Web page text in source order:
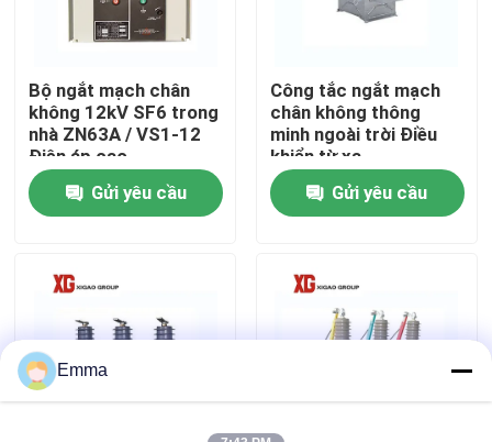
Tham quan nhà máy
Kiểm soát chất lượng
Liên hệ chúng tôi
Yêu cầu báo giá
công tắc ngắt không khí
Công tắc ngắt tải SF6
Thiết bị đóng cắt phân phối điện
Bộ ngắt mạch chân
không 12kV SF6 trong
nhà ZN63A / VS1-12
Điện áp cao
Gửi yêu cầu
Công tắc ngắt mạch
chân không thông
minh ngoài trời Điều
khiển từ xa
Gửi yêu cầu
Emma